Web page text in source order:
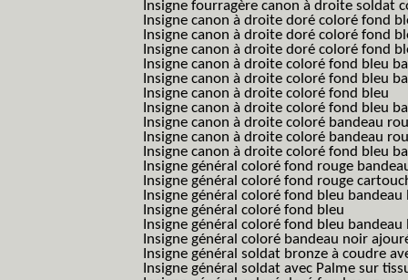
Insigne fourragère canon à droite soldat
Insigne canon à droite doré coloré fond
Insigne canon à droite doré coloré fond
Insigne canon à droite doré coloré fond
Insigne canon à droite coloré fond bleu
Insigne canon à droite coloré fond bleu
Insigne canon à droite coloré fond bleu
Insigne canon à droite coloré fond bleu
Insigne canon à droite coloré bandeau
Insigne canon à droite coloré bandeau
Insigne canon à droite coloré fond bleu
Insigne général coloré fond rouge
Insigne général coloré fond rouge
Insigne général coloré fond bleu bandeau
Insigne général coloré fond bleu
Insigne général coloré fond bleu bandeau
Insigne général coloré bandeau noir
Insigne général soldat bronze à coudre
Insigne général soldat avec Palme sur